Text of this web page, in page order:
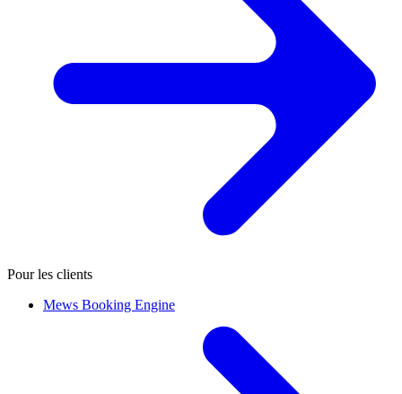
Pour les clients
Mews Booking Engine